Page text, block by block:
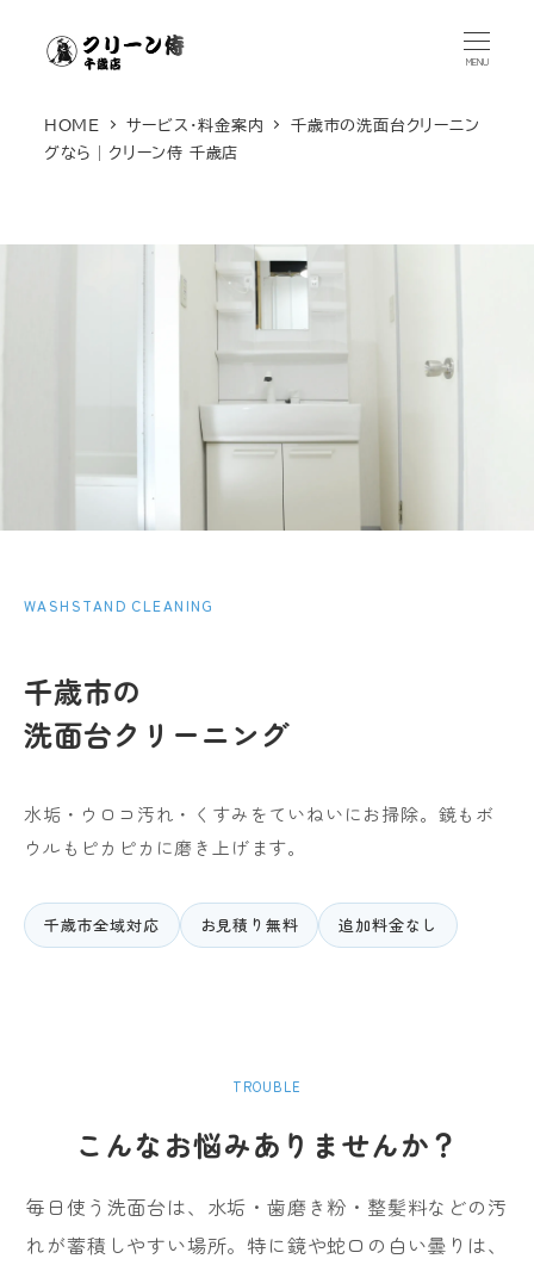
MENU
HOME サービス・料金案内
千歳市の洗面台クリーニン
グなら｜クリーン侍 千歳店
WASHSTAND CLEANING
千歳市の
洗面台クリーニング
水垢・ウロコ汚れ・くすみをていねいにお掃除。 鏡もボ
ウルもピカピカに磨き上げます。
千歳市全域対応 お見積り無料 追加料金なし
TROUBLE
こんなお悩みありませんか？
毎日使う洗面台は、水垢・歯磨き粉・整髪料などの汚
れが蓄積しやすい場所。 特に鏡や蛇口の白い曇りは、